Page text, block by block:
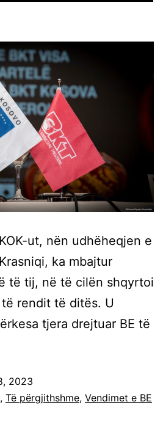
ut, nën udhëheqjen e
ka mbajtur
të tij, në të cilën shqyrtoi
rendit të ditës. U
tjera drejtuar BE të
2023
, Të përgjithshme, Vendimet e BE